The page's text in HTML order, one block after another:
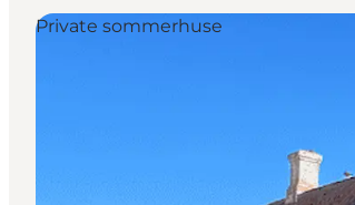
Private sommerhuse